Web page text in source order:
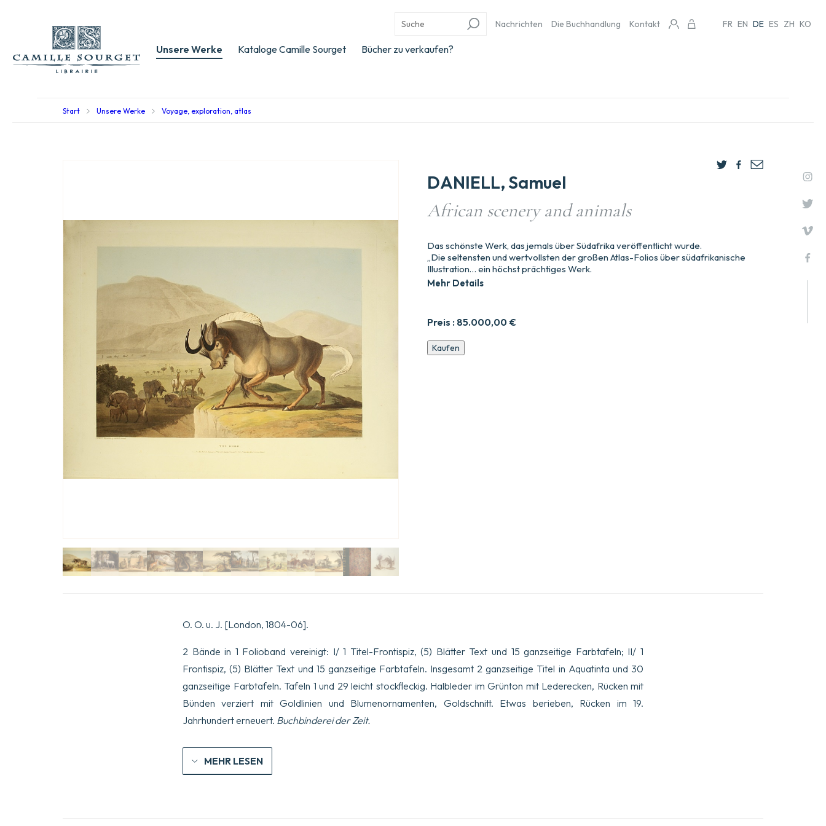
Unsere Werke Kataloge Camille Sourget Bücher zu verkaufen?
Nachrichten Die Buchhandlung Kontakt FR EN DE ES ZH KO
Start Unsere Werke Voyage, exploration, atlas
DANIELL, Samuel
African scenery and animals
Preis : 85.000,00 €
Das schönste Werk, das jemals über Südafrika veröffentlicht wurde.
„Die seltensten und wertvollsten der großen Atlas-Folios über südafrikanische
Illustration… ein höchst prächtiges Werk.
Mehr Details
Afrikanische
Landschaften
Kaufen
O. O. u. J. [London, 1804-06].
2 Bände in 1 Folioband vereinigt: I/ 1 Titel-Frontispiz, (5) Blätter Text und 15 ganzseitige Farbtafeln; II/ 1
Frontispiz, (5) Blätter Text und 15 ganzseitige Farbtafeln. Insgesamt 2 ganzseitige Titel in Aquatinta und 30
ganzseitige Farbtafeln. Tafeln 1 und 29 leicht stockfleckig. Halbleder im Grünton mit Lederecken, Rücken mit
Bünden verziert mit Goldlinien und Blumenornamenten, Goldschnitt. Etwas berieben, Rücken im 19.
Jahrhundert erneuert. Buchbinderei der Zeit.
MEHR LESEN